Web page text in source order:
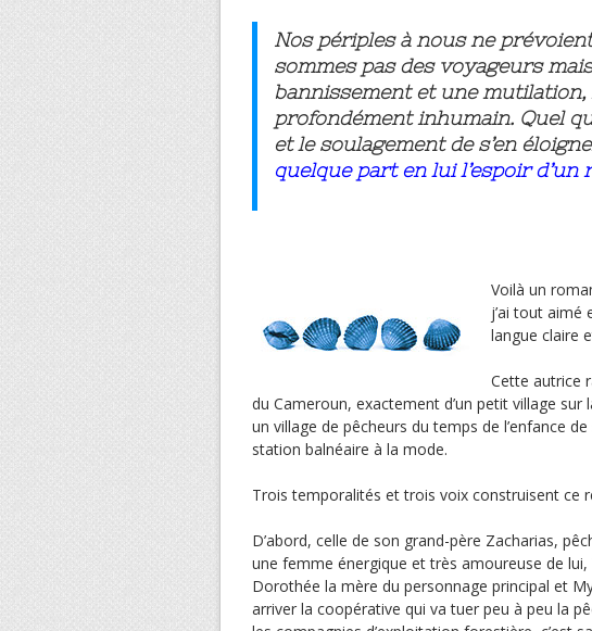
Nos périples à nous ne
sommes pas des voyageurs
bannissement et une mutilation,
profondément inhumain. Quel
et le soulagement de s’en
quelque part en lui l’espoir d’un
Voilà un
j’ai tout aimé
langue claire
Cette autrice
du Cameroun, exactement d’un petit village
un village de pêcheurs du temps de l’enfance
station balnéaire à la mode.
Trois temporalités et trois voix construisent ce
D’abord, celle de son grand-père Zacharias,
une femme énergique et très amoureuse de
Dorothée la mère du personnage principal et
arriver la coopérative qui va tuer peu à peu la